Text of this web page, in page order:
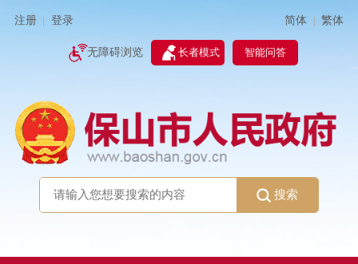
注册 登录 简体 | 繁体
无障碍浏览 长者模式 智能问答
搜索